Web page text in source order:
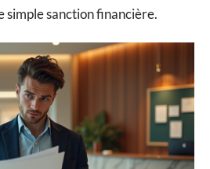
simple sanction financière.